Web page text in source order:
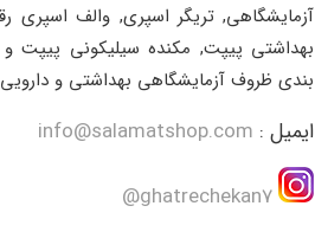
آزمایشگاهی, تریگر اسپری, والف
بهداشتی پیپت, مکنده سیلیکونی پیپت
بندی ظروف آزمایشگاهی بهداشتی و دارویی
ایمیل : info@salamatshop.com
ghatrechekan7@